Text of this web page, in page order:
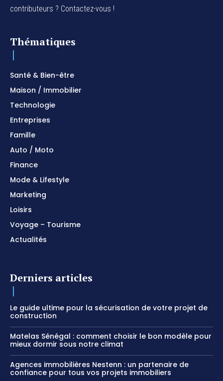
contributeurs ? Contactez-vous !
Thématiques
Santé & Bien-être
Maison / Immobilier
Technologie
Entreprises
Famille
Auto / Moto
Finance
Mode & Lifestyle
Marketing
Loisirs
Voyage – Tourisme
Actualités
Derniers articles
Le guide ultime pour la sécurisation de votre projet de
construction
Matelas Sénégal : comment choisir le bon modèle pour
mieux dormir sous notre climat
Agences immobilières Nestenn : un partenaire de
confiance pour tous vos projets immobiliers